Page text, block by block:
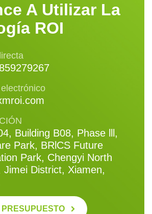
A Utilizar La
ROI
Building B08, Phase lll,
Park, BRlCS Future
Park, Chengyi North
Jimei District, Xiamen,